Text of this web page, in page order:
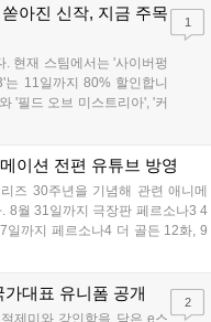
수리 시뮬레이션 '리스토
아진 신작, 지금 주목
현재 스팀에서는 '사이버펑
11일까지 80% 할인합니
'필드 오브 미스트리아', '커
, 7일 출시된 '마블 투혼'은
랜드'는 7년 만의 대규모 업
인 중입니다....
1
이션 전편 유튜브 방영
즈 30주년을 기념해 관련 애니메
8월 31일까지 극장판 페르소나3 4
일까지 페르소나4 더 골든 12화, 9
5 시리즈가 순차 공개됩니다. 또한
니다....
대표 유니폼 공개
제미와 강인함을 담은 e스
2